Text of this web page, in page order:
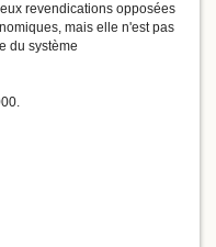
revendications opposées
mais elle n'est pas
du système